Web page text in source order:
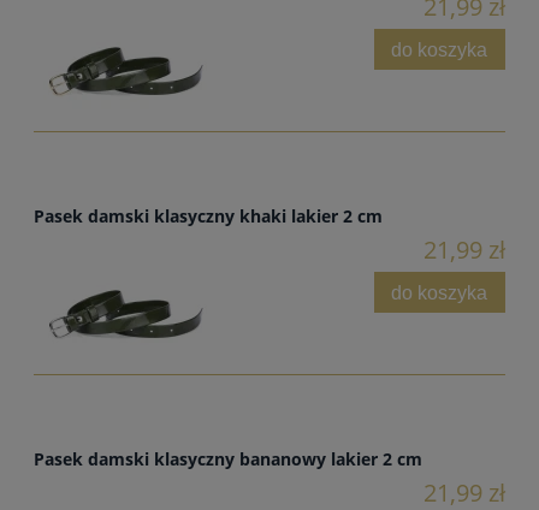
21,99 zł
do koszyka
Pasek damski klasyczny khaki lakier 2 cm
21,99 zł
do koszyka
Pasek damski klasyczny bananowy lakier 2 cm
21,99 zł